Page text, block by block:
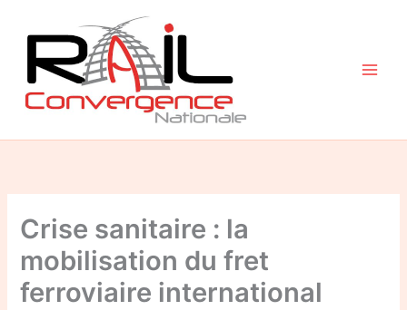
contenu
Crise sanitaire : la
mobilisation du fret
ferroviaire international